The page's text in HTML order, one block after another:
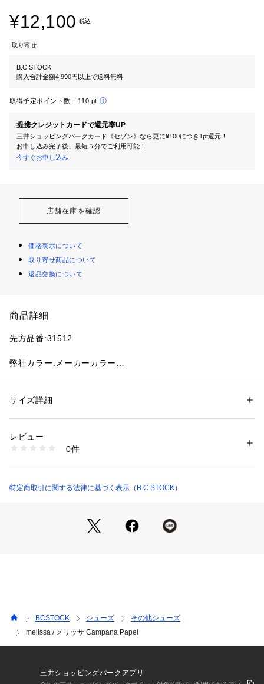
¥12,100 税込
取り寄せ
B.C STOCK
購入合計金額4,990円以上で送料無料
取得予定ポイント数： 110 pt
提携クレジットカードで還元率UP
三井ショッピングパークカード《セゾン》なら更に¥100につき1pt還元！
お申し込み完了後、最短５分でご利用可能！
今すぐお申し込み
店舗在庫を確認
価格表示について
取り寄せ商品について
返品交換について
商品詳細
先方品番:31512
弊社カラー:メーカーカラー
シルバー(093):SILVER
36(360):22cm相当
37(370):23cm相当
Melissa Campana Papelは、Campana Brothersならではの
性をプラスします。ブランドらしい遊び心を感じさせながら、
ファッションのアクセントとして存在感を放ちます。
るフットウェアを展開しています。
2005年から世界のファッションシーンへ進出し、欧米のファ
ッション展示会にも出展。
ーバーストリートマーケット)など、ハイエンドなマーケット
性別：レディース
素材：本体:ポリ塩化ビニル100%
商品番号：
26093710002710 （ショップ）
サイズ詳細
レビュー
0件
特定商取引に関する法律に基づく表示（B.C STOCK）
BCSTOCK シューズ
その他シューズ
melissa / メリッサ Campana Papel
三井ショッピングパークアプリ